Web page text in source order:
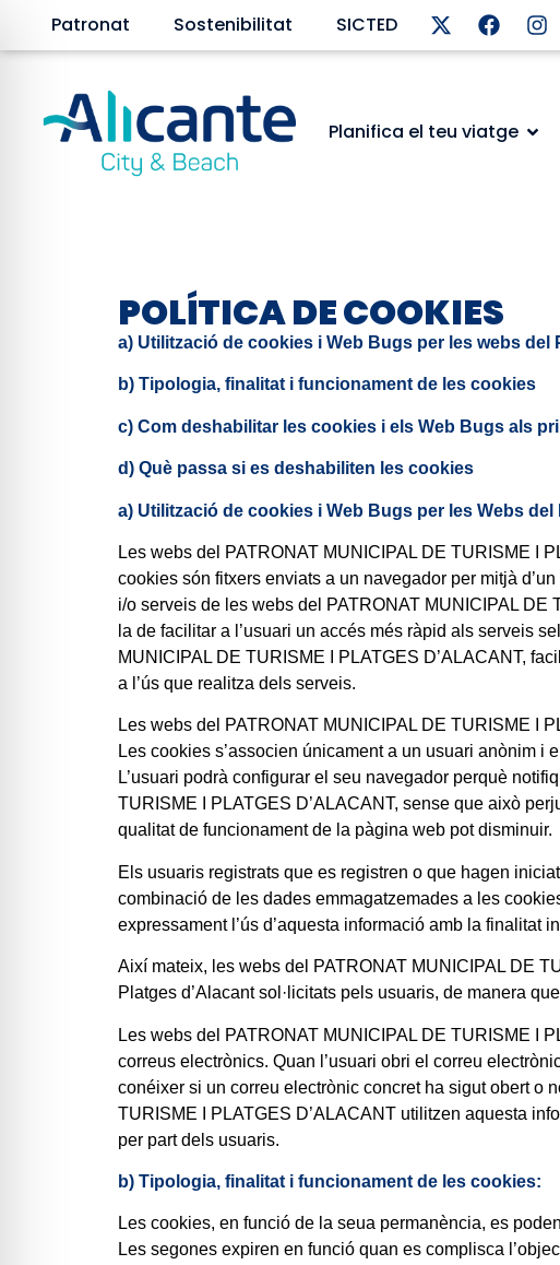
Patronat Sostenibilitat SICTED
Planifica el teu viatge
POLÍTICA DE COOKIES
a) Utilització de cookies i Web Bugs per les webs del
b) Tipologia, finalitat i funcionament de les cookies
c) Com deshabilitar les cookies i els Web Bugs als
d) Què passa si es deshabiliten les cookies
a) Utilització de cookies i Web Bugs per les Webs del
Les webs del PATRONAT MUNICIPAL DE TURISME I
cookies són fitxers enviats a un navegador per mitjà
i/o serveis de les webs del PATRONAT MUNICIPAL DE
la de facilitar a l’usuari un accés més ràpid als serveis
MUNICIPAL DE TURISME I PLATGES D’ALACANT,
a l’ús que realitza dels serveis.
Les webs del PATRONAT MUNICIPAL DE TURISME I
Les cookies s’associen únicament a un usuari anònim i
L’usuari podrà configurar el seu navegador perquè
TURISME I PLATGES D’ALACANT, sense que això
qualitat de funcionament de la pàgina web pot disminuir.
Els usuaris registrats que es registren o que hagen
combinació de les dades emmagatzemades a les
expressament l’ús d’aquesta informació amb la finalitat
Així mateix, les webs del PATRONAT MUNICIPAL DE
Platges d’Alacant sol·licitats pels usuaris, de manera
Les webs del PATRONAT MUNICIPAL DE TURISME I
correus electrònics. Quan l’usuari obri el correu
conéixer si un correu electrònic concret ha sigut obert o
TURISME I PLATGES D’ALACANT utilitzen aquesta
per part dels usuaris.
b) Tipologia, finalitat i funcionament de les cookies:
Les cookies, en funció de la seua permanència, es
Les segones expiren en funció quan es complisca